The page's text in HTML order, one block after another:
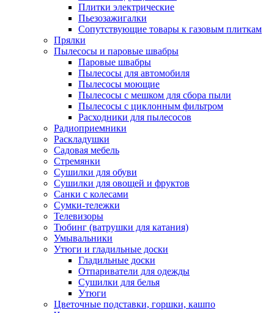
Плитки электрические
Пьезозажигалки
Сопутствующие товары к газовым плиткам
Прялки
Пылесосы и паровые швабры
Паровые швабры
Пылесосы для автомобиля
Пылесосы моющие
Пылесосы с мешком для сбора пыли
Пылесосы с циклонным фильтром
Расходники для пылесосов
Радиоприемники
Раскладушки
Садовая мебель
Стремянки
Сушилки для обуви
Сушилки для овощей и фруктов
Санки с колесами
Сумки-тележки
Телевизоры
Тюбинг (ватрушки для катания)
Умывальники
Утюги и гладильные доски
Гладильные доски
Отпариватели для одежды
Сушилки для белья
Утюги
Цветочные подставки, горшки, кашпо